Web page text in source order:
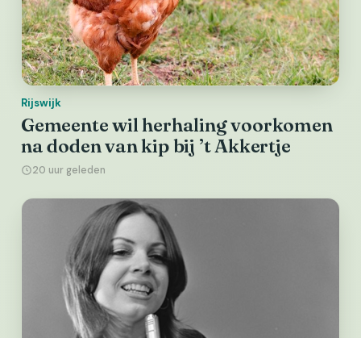
Rijswijk
Gemeente wil herhaling voorkomen
na doden van kip bij ’t Akkertje
20 uur geleden